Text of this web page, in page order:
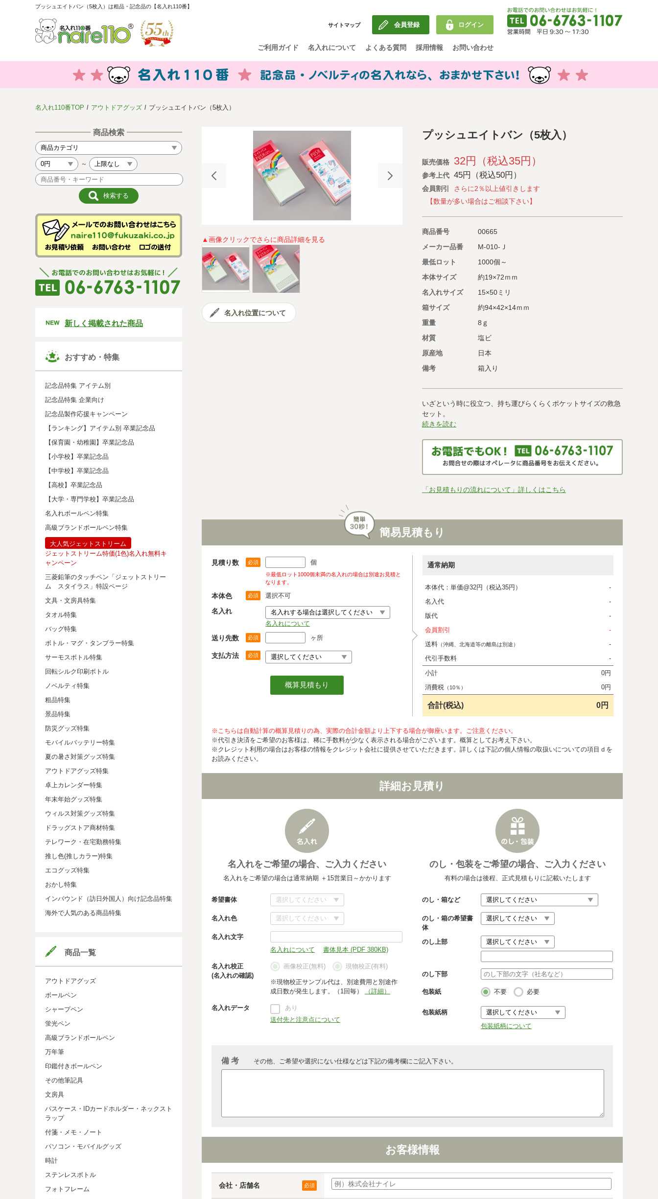
プッシュエイトバン（5枚入）は粗品・記念品の【名入れ110番】
サイトマップ 会員登録 ログイン
ご利用ガイド 名入れについて よくある質問 採用情報 お問い合わせ
名入れ110番TOP アウトドアグッズ プッシュエイトバン（5枚入）
商品検索
～
新しく掲載された商品
おすすめ・特集
記念品特集 アイテム別
記念品特集 企業向け
記念品製作応援キャンペーン
【ランキング】アイテム別 卒業記念品
【保育園・幼稚園】卒業記念品
【小学校】卒業記念品
【中学校】卒業記念品
【高校】卒業記念品
【大学・専門学校】卒業記念品
名入れボールペン特集
高級ブランドボールペン特集
大人気ジェットストリーム
ジェットストリーム特価(1色)名入れ無料キ
ャンペーン
三菱鉛筆のタッチペン「ジェットストリー
ム スタイラス」特設ページ
文具・文房具特集
タオル特集
バッグ特集
ボトル・マグ・タンブラー特集
サーモスボトル特集
回転シルク印刷ボトル
ノベルティ特集
粗品特集
景品特集
防災グッズ特集
モバイルバッテリー特集
夏の暑さ対策グッズ特集
アウトドアグッズ特集
卓上カレンダー特集
年末年始グッズ特集
ウィルス対策グッズ特集
ドラッグストア商材特集
テレワーク・在宅勤務特集
推し色(推しカラー)特集
エコグッズ特集
おかし特集
インバウンド（訪日外国人）向け記念品特集
海外で人気のある商品特集
商品一覧
アウトドアグッズ
ボールペン
シャープペン
蛍光ペン
高級ブランドボールペン
万年筆
印鑑付きボールペン
その他筆記具
文房具
パスケース・IDカードホルダー・ネックスト
ラップ
付箋・メモ・ノート
パソコン・モバイルグッズ
時計
ステンレスボトル
フォトフレーム
▲画像クリックでさらに商品詳細を見る
名入れ位置について
プッシュエイトバン（5枚入）
販売価格 32円（税込35円）
参考上代 45円（税込50円）
会員割引
さらに2％以上値引きします
【数量が多い場合はご相談下さい】
商品番号
00665
メーカー品番
M-010-Ｊ
最低ロット
1000個～
本体サイズ
約19×72ｍｍ
名入れサイズ
15×50ミリ
箱サイズ
約94×42×14ｍｍ
重量
8ｇ
材質
塩ビ
原産地
日本
備考
箱入り
いざという時に役立つ、持ち運びらくらくポケットサイズの救急
セット。
続きを読む
「お見積もりの流れについて」詳しくはこちら
簡易見積もり
見積り数 必須 個
※最低ロット1000個未満の名入れの場合は別途お見積と
なります。
本体色 必須 選択不可
名入れ
名入れについて
送り先数 必須 ヶ所
支払方法 必須
通常納期
本体代：単価@32円（税込35円）
-
名入代
-
版代
-
会員割引
-
送料 （沖縄、北海道等の離島は別途）
-
代引手数料
-
小計
0円
消費税 （10％） 0円
合計(税込) 0円
※こちらは自動計算の概算見積りの為、実際の合計金額より上下する場合が御座います。ご注意ください。
※代引き決済をご希望のお客様は、稀に手数料が少なく表示される場合がございます。概算としてお考え下さい。
※クレジット利用の場合はお客様の情報をクレジット会社に提供させていただきます。詳しくは下記の個人情報の取扱いについての項目ｄを
お読みください。
詳細お見積り
名入れをご希望の場合、ご入力ください
名入れをご希望の場合は通常納期 ＋15営業日～かかります
希望書体
名入れ色
名入れ文字
名入れについて
書体見本 (PDF 380KB)
名入れ校正
(名入れの確認)
画像校正(無料) 現物校正(有料)
※現物校正サンプル代は、別途費用と別途作
成日数が発生します。（1回毎）
（詳細）
名入れデータ
あり
送付先と注意点について
のし・包装をご希望の場合、ご入力ください
有料の場合は後程、正式見積もりに記載いたします
のし・箱など
のし・箱の希望書
体
のし上部
のし下部
包装紙 不要 必要
包装紙柄
包装紙柄について
備 考 その他、ご希望や選択にない仕様などは下記の備考欄にご記入下さい。
お客様情報
会社・店舗名 必須